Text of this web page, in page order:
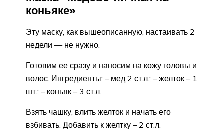
коньяке»
Эту маску, как вышеописанную, настаивать 2
недели — не нужно.
Готовим ее сразу и наносим на кожу головы и
волос. Ингредиенты: – мед 2 ст.л.; – желток – 1
шт.; – коньяк – 3 ст.л.
Взять чашку, влить желток и начать его
взбивать. Добавить к желтку – 2 ст.л.